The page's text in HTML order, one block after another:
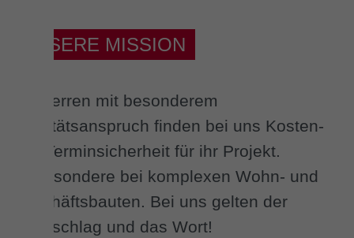
UNSERE MISSION
Bauherren mit besonderem
Qualitätsanspruch finden bei uns Kosten-
und Terminsicherheit für ihr Projekt.
Insbesondere bei komplexen Wohn- und
Geschäftsbauten. Bei uns gelten der
Handschlag und das Wort!